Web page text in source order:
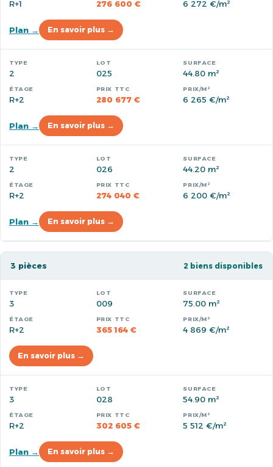
R+1 276 600 € 6 272 €/m²
Plan → En savoir plus →
2 025 44.80 m²
R+2 280 677 € 6 265 €/m²
Plan → En savoir plus →
2 026 44.20 m²
R+2 274 040 € 6 200 €/m²
Plan → En savoir plus →
3 pièces 2 biens disponibles
3 009 75.00 m²
R+2 365 164 € 4 869 €/m²
En savoir plus →
3 028 54.90 m²
R+2 302 605 € 5 512 €/m²
Plan → En savoir plus →